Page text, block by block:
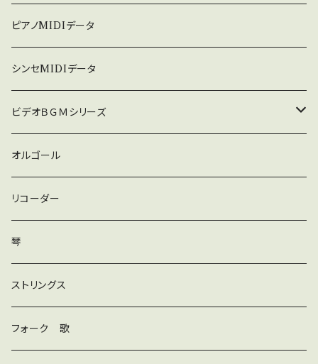
３６０曲シリーズ
悲しい
暗い
普通
ピアノMIDIデータ
シンセMIDIデータ
ビデオＢＧＭシリーズ
ロック
ラテン
ダンス
和風
京都
ストリングス
オルゴール
リコーダー
琴
ストリングス
フォーク 歌